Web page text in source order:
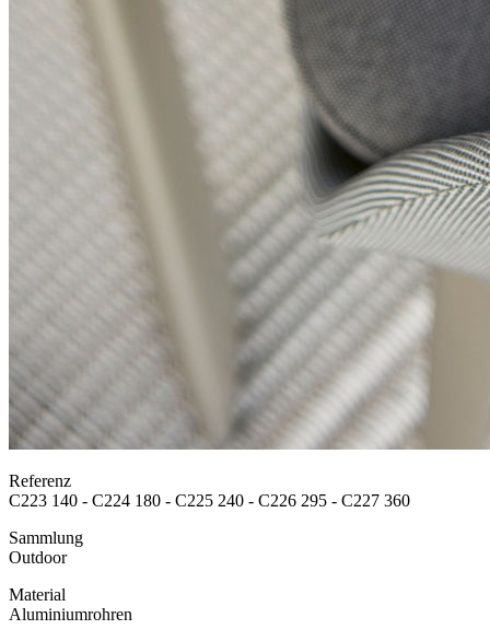
Referenz
C223 140 - C224 180 - C225 240 - C226 295 - C227 360
Sammlung
Outdoor
Material
Aluminiumrohren